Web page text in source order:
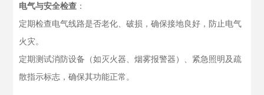
电气与安全检查 ：
定期检查电气线路是否老化、破损，确保接地良好，防止电气
火灾。
定期测试消防设备（如灭火器、烟雾报警器）、紧急照明及疏
散指示标志，确保其功能正常。